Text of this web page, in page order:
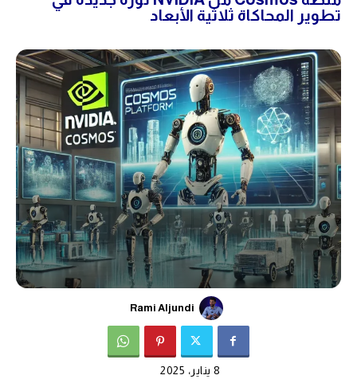
تطوير المحاكاة ثلاثية الأبعاد
Rami Aljundi
8 يناير، 2025